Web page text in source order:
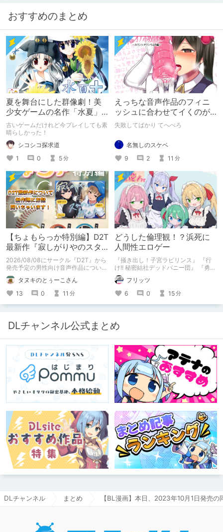
おすすめのまとめ
夏を舞台にした群像劇！美
少女ゲームの名作「水夏」
を今こそ！
古いゲームだけれど今プレイしても素
晴らしかった！
シコシコ探求道
1
0 5分
えっちな音声作品のフィニ
ッシュに合わせてイくのが
下手すぎる【失敗した話】
失敗してばかり てへぺろ
名無しのスケベ
9
2 11 分
【ちょもらっか特別編】D2T
最新作『寂しがりやのスタ
ーダストと触れあって』制
作陣にインタビュー！🎤
2026/08/08にサークル『D2T』から
発売予定の男性向け音声作品について
逆神ラニさんと不束こけしさんにお話
聞いちゃいました！夏コミに関する告
知もあります！
タヌキのとぅーこさん
13
0 11 分
どうした倫理観！？浜死に
人間性エロゲー
『掻き出し！子宮ラビリンス』 『行
け!! 秘密結社デッドバニー団』 『勇者
ミアとツンツン猫サキュバス ~それで
も勇者はコロせない!~』 『めいどいん
めいど！』 本記事はねくすとテーマ
「人に薦めづらいけど好きな作
品」”ではない”です。 好きだったら人
フリッツ
6
0 15分
DLチャンネル公式まとめ
DLチャンネル まとめ 【BL漫画】本日、2023年10月1日発売の